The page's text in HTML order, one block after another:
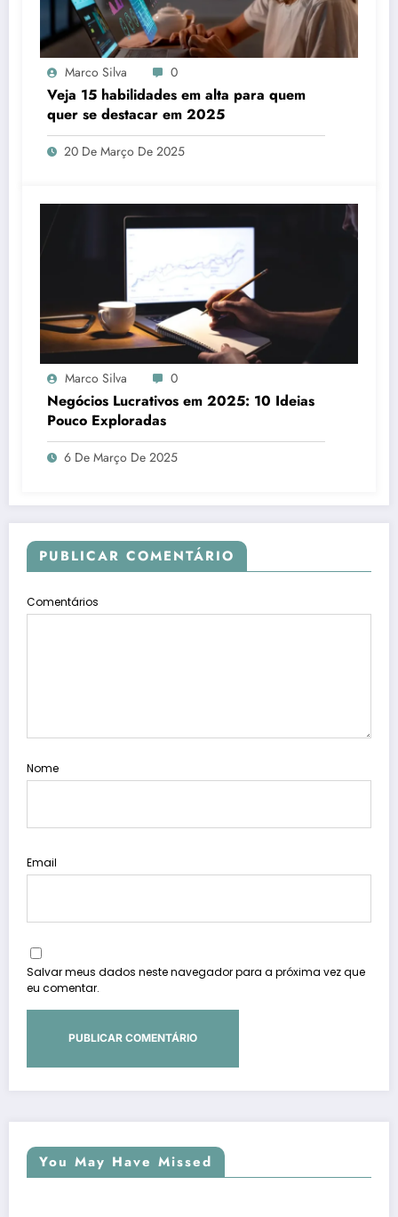
Marco Silva 0
Veja 15 habilidades em alta para quem
quer se destacar em 2025
20 De Março De 2025
Marco Silva 0
Negócios Lucrativos em 2025: 10 Ideias
Pouco Exploradas
6 De Março De 2025
PUBLICAR COMENTÁRIO
Comentários
Nome
Email
Salvar meus dados neste navegador para a próxima vez que
eu comentar.
You May Have Missed